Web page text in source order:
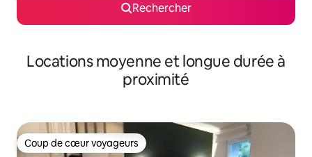
Rechercher
Locations moyenne et longue durée à
proximité
Coup de cœur voyageurs
Coup de cœur voyageurs